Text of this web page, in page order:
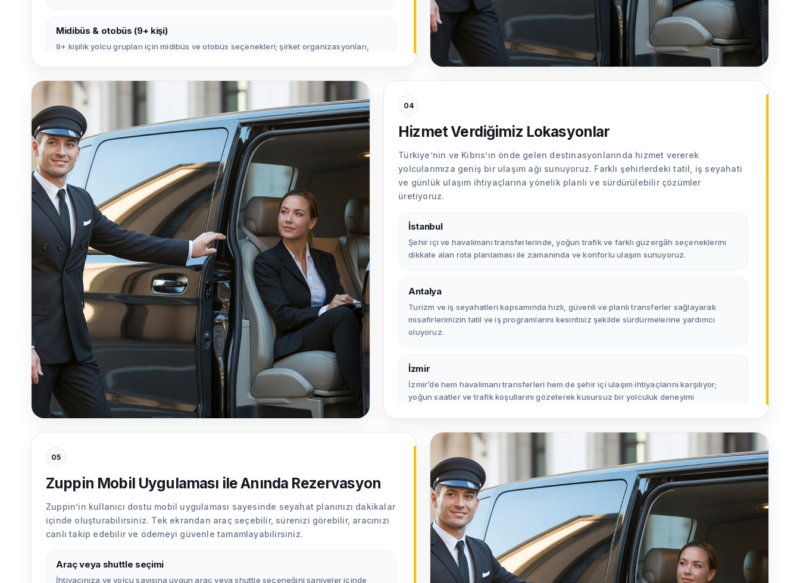
Midibüs & otobüs (9+ kişi)
9+ kişilik yolcu grupları için midibüs ve otobüs seçenekleri; şirket organizasyonları,
Hizmet kapsamı
Sabiha Gökçen ve İstanbul Havalimanı başta olmak üzere havalimanı transferleri, VIP
ve Vito transfer hizmetleri, şoförlü araç kiralama ve grup transferleri dahil geniş bir
hizmet yelpazesi ile her ihtiyaca uygun çözümler sunuyoruz.
Deneyim ve hizmet kalitesi
Profesyonel şoförlerimiz sayesinde yolcular zaman kazanırken, güzergâh boyunca
konforlu ve güvenli bir yolculuk yaşar; özenli hizmet anlayışımız, ulaşımın tüm
aşamalarını ayrıcalıklı ve verimli bir deneyime dönüştürür.
04
Hizmet Verdiğimiz Lokasyonlar
Türkiye’nin ve Kıbrıs’ın önde gelen destinasyonlarında hizmet vererek
yolcularımıza geniş bir ulaşım ağı sunuyoruz. Farklı şehirlerdeki tatil, iş seyahati
ve günlük ulaşım ihtiyaçlarına yönelik planlı ve sürdürülebilir çözümler
üretiyoruz.
İstanbul
Şehir içi ve havalimanı transferlerinde, yoğun trafik ve farklı güzergâh seçeneklerini
dikkate alan rota planlaması ile zamanında ve konforlu ulaşım sunuyoruz.
Antalya
Turizm ve iş seyahatleri kapsamında hızlı, güvenli ve planlı transferler sağlayarak
misafirlerimizin tatil ve iş programlarını kesintisiz şekilde sürdürmelerine yardımcı
oluyoruz.
İzmir
İzmir’de hem havalimanı transferleri hem de şehir içi ulaşım ihtiyaçlarını karşılıyor;
yoğun saatler ve trafik koşullarını gözeterek kusursuz bir yolculuk deneyimi
Kıbrıs
Kıbrıs’ta tatil ve iş seyahatlerinde güvenli, konforlu ve ayrıcalıklı transferler sunuyor;
her yolculukta yüksek memnuniyet odaklı, butik bir hizmet yaklaşımı benimsiyoruz.
Türkiye geneli
Türkiye genelinde aktif olan Zuppin uygulaması sayesinde pek çok şehirde havalimanı
transferi, şoförlü araç kiralama ve grup transferi için ölçeklenebilir ve erişilebilir ulaşım
çözümleri sunuyoruz.
05
Zuppin Mobil Uygulaması ile Anında Rezervasyon
Zuppin’in kullanıcı dostu mobil uygulaması sayesinde seyahat planınızı dakikalar
içinde oluşturabilirsiniz. Tek ekrandan araç seçebilir, sürenizi görebilir, aracınızı
canlı takip edebilir ve ödemeyi güvenle tamamlayabilirsiniz.
Araç veya shuttle seçimi
İhtiyacınıza ve yolcu sayısına uygun araç veya shuttle seçeneğini saniyeler içinde